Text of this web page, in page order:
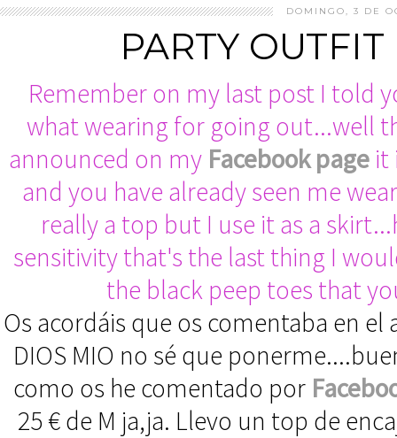
DOMINGO, 3 DE
PARTY
Remember on my last post I told
what wearing for going out...well
announced on my Facebook page it
and you have already seen me
really a top but I use it as a
sensitivity that's the last thing I
the black peep toes that
Os acordáis que os comentaba en
DIOS MIO no sé que
como os he comentado por
25 € de M ja,ja. Llevo un top de